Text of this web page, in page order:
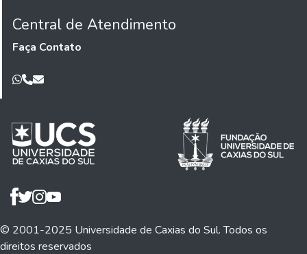
Central de Atendimento
Faça Contato
© 2001-2025 Universidade de Caxias do Sul. Todos os
direitos reservados